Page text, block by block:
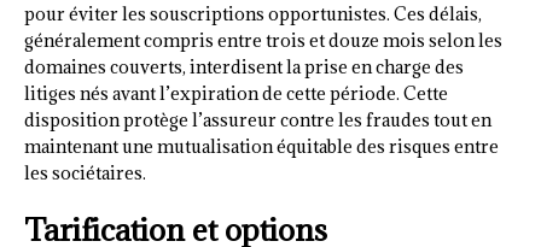
pour éviter les souscriptions opportunistes. Ces délais,
généralement compris entre trois et douze mois selon les
domaines couverts, interdisent la prise en charge des
litiges nés avant l’expiration de cette période. Cette
disposition protège l’assureur contre les fraudes tout en
maintenant une mutualisation équitable des risques entre
les sociétaires.
Tarification et options